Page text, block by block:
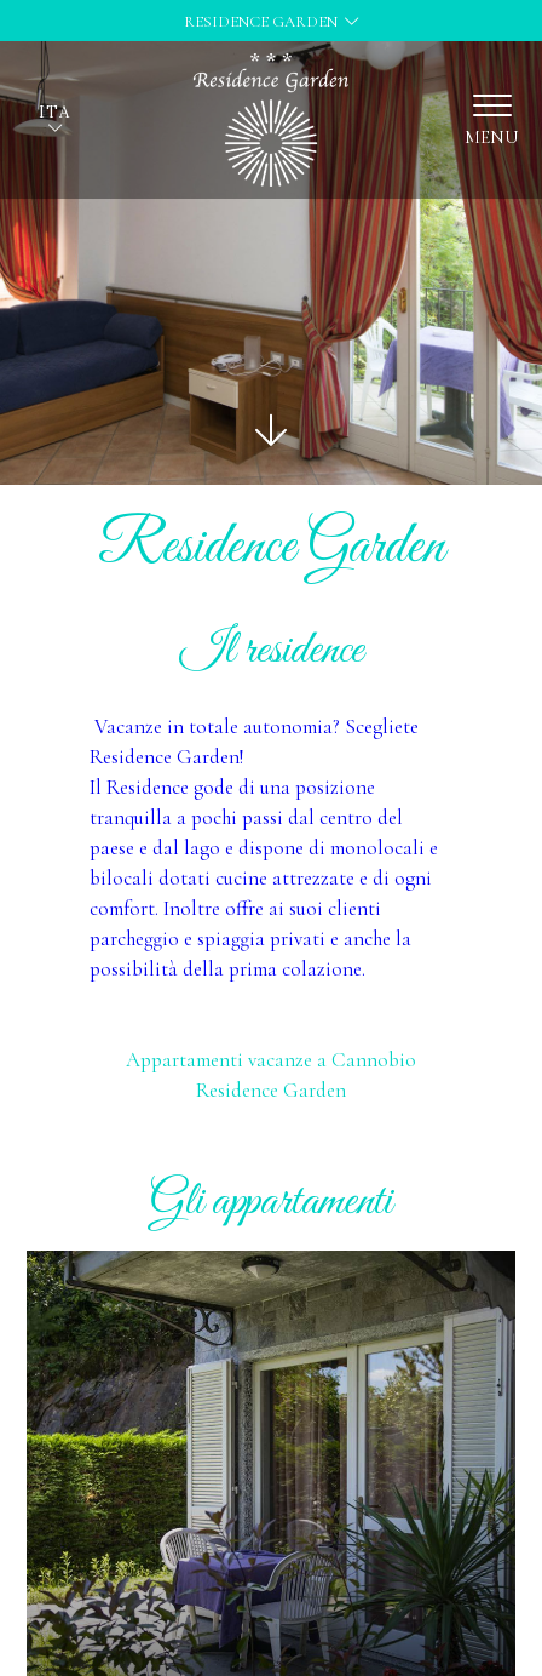
RESIDENCE GARDEN
ITA
MENU
Residence Garden
Il residence
Vacanze in totale autonomia? Scegliete
Residence Garden!
Il Residence gode di una posizione
tranquilla a pochi passi dal centro del
paese e dal lago e dispone di monolocali e
bilocali dotati cucine attrezzate e di ogni
comfort. Inoltre offre ai suoi clienti
parcheggio e spiaggia privati e anche la
possibilità della prima colazione.
Appartamenti vacanze a Cannobio
Residence Garden
Gli appartamenti